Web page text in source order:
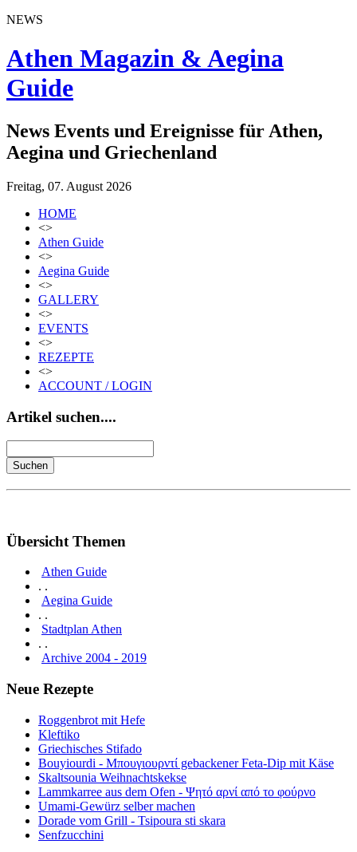
NEWS
Athen Magazin & Aegina
Guide
News Events und Ereignisse für Athen,
Aegina und Griechenland
Freitag, 07. August 2026
HOME
<>
Athen Guide
<>
Aegina Guide
<>
GALLERY
<>
EVENTS
<>
REZEPTE
<>
ACCOUNT / LOGIN
Artikel suchen....
Übersicht Themen
Athen Guide
. .
Aegina Guide
. .
Stadtplan Athen
. .
Archive 2004 - 2019
Neue Rezepte
Roggenbrot mit Hefe
Kleftiko
Griechisches Stifado
Bouyiourdi - Μπουγιουρντί gebackener Feta-Dip mit Käse
Skaltsounia Weihnachtskekse
Lammkarree aus dem Ofen - Ψητό αρνί από το φούρνο
Umami-Gewürz selber machen
Dorade vom Grill - Tsipoura sti skara
Senfzucchini